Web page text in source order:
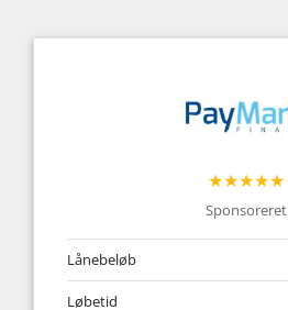
★★★★★
Sponsoreret
Lånebeløb
Løbetid